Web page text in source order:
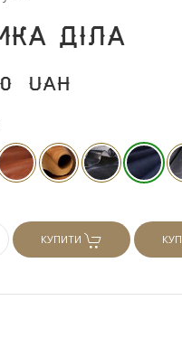
Діла
UAH
КУПИТИ